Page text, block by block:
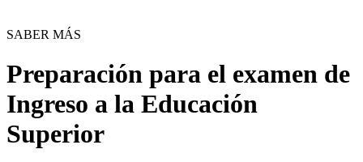
SABER MÁS
Preparación para el examen de
Ingreso a la Educación
Superior